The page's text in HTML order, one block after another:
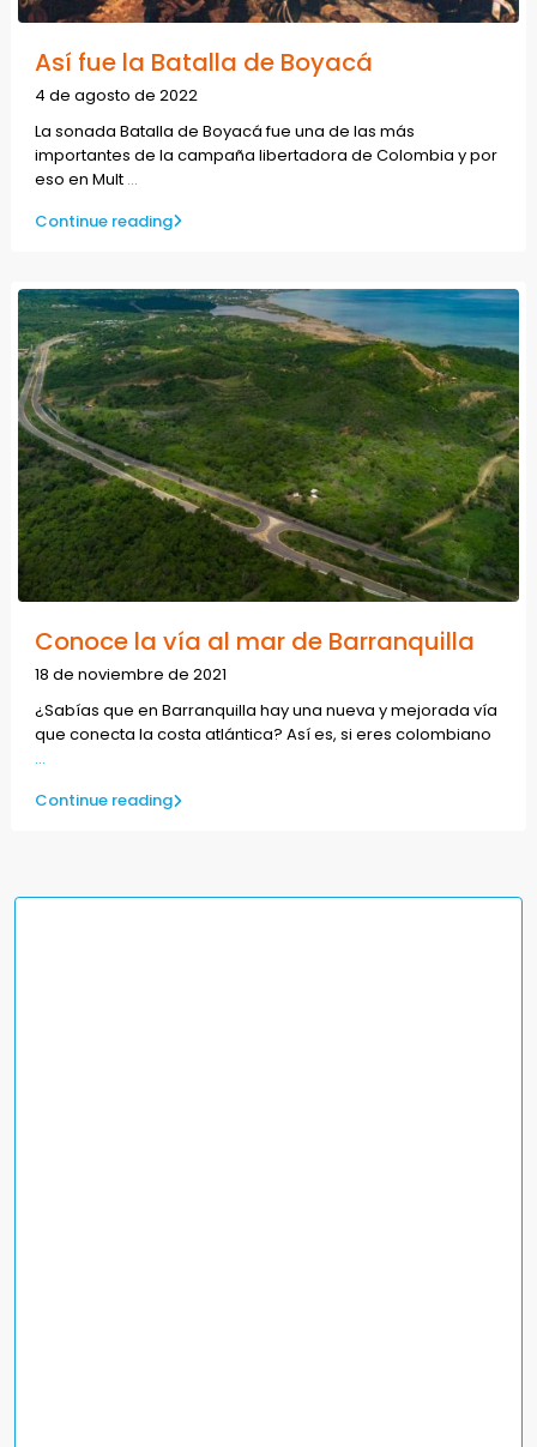
Así fue la Batalla de Boyacá
4 de agosto de 2022
La sonada Batalla de Boyacá fue una de las más
importantes de la campaña libertadora de Colombia y por
eso en Mult ...
Continue reading
Conoce la vía al mar de Barranquilla
18 de noviembre de 2021
¿Sabías que en Barranquilla hay una nueva y mejorada vía
que conecta la costa atlántica? Así es, si eres colombiano
...
Continue reading